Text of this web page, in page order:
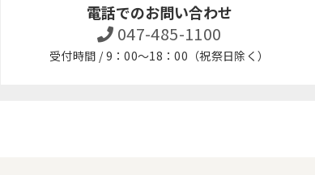
電話でのお問い合わせ
047-485-1100
受付時間 / 9：00～18：00（祝祭日除く）